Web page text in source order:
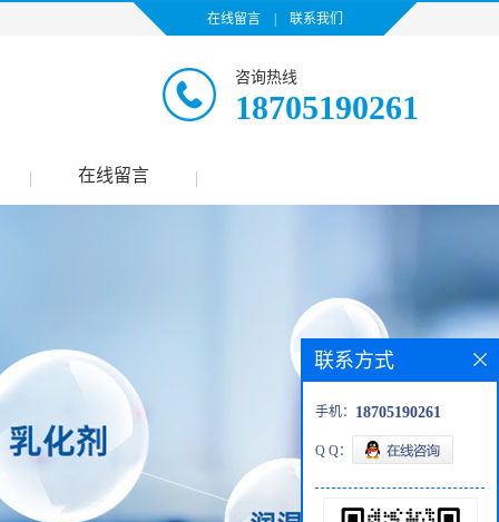
在线留言 联系我们
咨询热线
18705190261
在线留言
联系方式
手机： 18705190261
Q Q：